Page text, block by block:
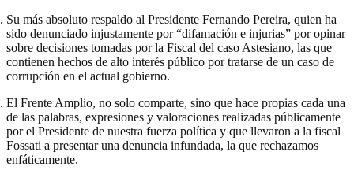
Su más absoluto respaldo al Presidente Fernando Pereira, quien ha
sido denunciado injustamente por “difamación e injurias” por opinar
sobre decisiones tomadas por la Fiscal del caso Astesiano, las que
contienen hechos de alto interés público por tratarse de un caso de
corrupción en el actual gobierno.
El Frente Amplio, no solo comparte, sino que hace propias cada una
de las palabras, expresiones y valoraciones realizadas públicamente
por el Presidente de nuestra fuerza política y que llevaron a la fiscal
Fossati a presentar una denuncia infundada, la que rechazamos
enfáticamente.